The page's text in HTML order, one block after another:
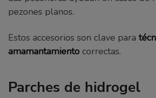
pezones planos.
Estos accesorios son clave para
amamantamiento correctas.
Parches de hidrogel